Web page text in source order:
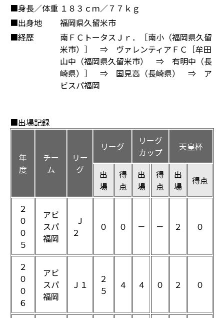
■身長／体重 １８３ｃｍ／７７ｋｇ
■出身地
福岡県久留米市
■経歴
南ＦＣトータスＪｒ．［南小（福岡県久留
米市）］ ⇒ ヴァレンティアＦＣ［牟田
山中（福岡県久留米市） ⇒ 有明中（長
崎県）］ ⇒ 国見高（長崎県） ⇒ ア
ビスパ福岡
■出場記録
年
度
チー
ム
リー
グ
リーグ
リーグ
カップ
天皇杯
出
場
得
点
出
場
得
点
出
場
得点
２
０
０
５
アビ
スパ
福岡
Ｊ
２
０ ０ － － ２ ０
２
０
０
６
アビ
スパ
福岡
Ｊ１
２
５
４ ４ ０ ２ ０